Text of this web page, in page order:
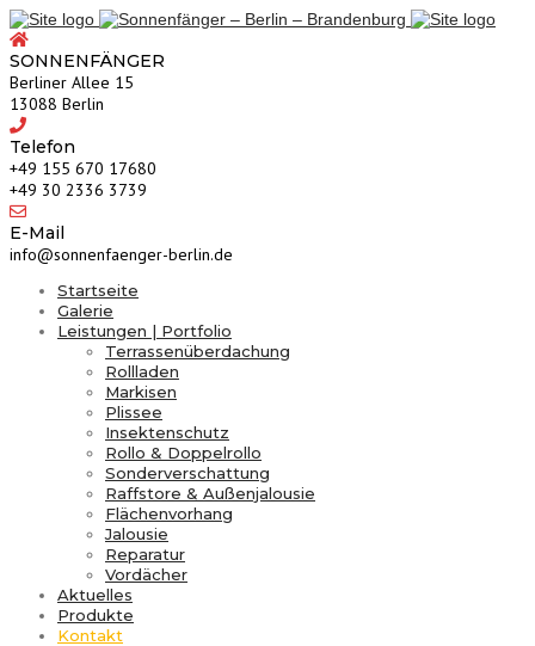
SONNENFÄNGER
Berliner Allee 15
13088 Berlin
Telefon
‎+49 155 670 17680
+49 30 2336 3739
E-Mail
info@sonnenfaenger-berlin.de
Startseite
Galerie
Leistungen | Portfolio
Terrassenüberdachung
Rollladen
Markisen
Plissee
Insektenschutz
Rollo & Doppelrollo
Sonderverschattung
Raffstore & Außenjalousie
Flächenvorhang
Jalousie
Reparatur
Vordächer
Aktuelles
Produkte
Kontakt